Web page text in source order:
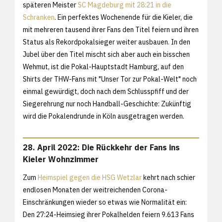
späteren MeisterSC Magdeburg mit 28:21 in die
Schranken. Ein perfektes Wochenende für die Kieler, die
mit mehreren tausend ihrer Fans den Titel feiern und ihren
Status als Rekordpokalsieger weiter ausbauen. In den
Jubel über den Titel mischt sich aber auch ein bisschen
Wehmut, ist die Pokal-Hauptstadt Hamburg, auf den
Shirts der THW-Fans mit "Unser Tor zur Pokal-Welt" noch
einmal gewürdigt, doch nach dem Schlusspfiff und der
Siegerehrung nur noch Handball-Geschichte: Zukünftig
wird die Pokalendrunde in Köln ausgetragen werden.
28. April 2022: Die Rückkehr der Fans ins
Kieler Wohnzimmer
Zum Heimspiel gegen die HSG Wetzlarkehrt nach schier
endlosen Monaten der weitreichenden Corona-
Einschränkungen wieder so etwas wie Normalität ein:
Den 27:24-Heimsieg ihrer Pokalhelden feiern 9.613 Fans